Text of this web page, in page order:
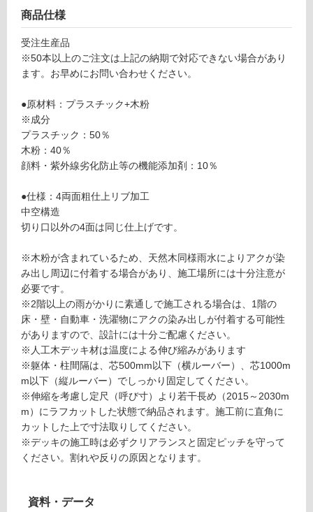
フ
ロ
ー
リ
ン
グ
音・床暖
応
し
て
い
る
対
応
し
て
い
る
限
商品仕様
受注生産品
※50本以上のご注文は上記の納期で対応できない場合があり
ます。お早めにお問い合わせください。
●原材料：プラスチック+木粉
※成分
プラスチック：50％
木粉：40％
顔料・紫外線劣化防止等の機能添加剤：10％
●仕様：4両面粗仕上リブ加工
中空構造
切り口以外の4面は同じ仕上げです。
※木粉が含まれているため、天然木同様雨水によりアクが染
み出し周辺に付着する場合があり、施工場所には十分注意が
必要です。
※2階以上の雨がかりに素通しで施工される場合は、1階の
床・壁・自動車・洗濯物にアクの染み出しが付着する可能性
がありますので、設計には十分ご配慮ください。
※人工木デッキ材は温度による伸び縮みがあります
※躯体・柱間隔は、芯500mm以下（横ルーバー）、芯1000m
m以下（縦ルーバー）でしっかり固定してください。
※伸縮を考慮し定尺（呼び寸）より若干長め（2015～2030m
m）にラフカットした状態で納品されます。施工前に直角に
カットした上で寸法取りしてください。
※デッキの施工時は必ずクリアランスと固定ピッチを守って
ください。割れや反りの原因となります。
資料・データ